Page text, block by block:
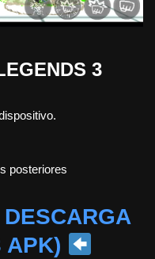
3
posteriores
APK)